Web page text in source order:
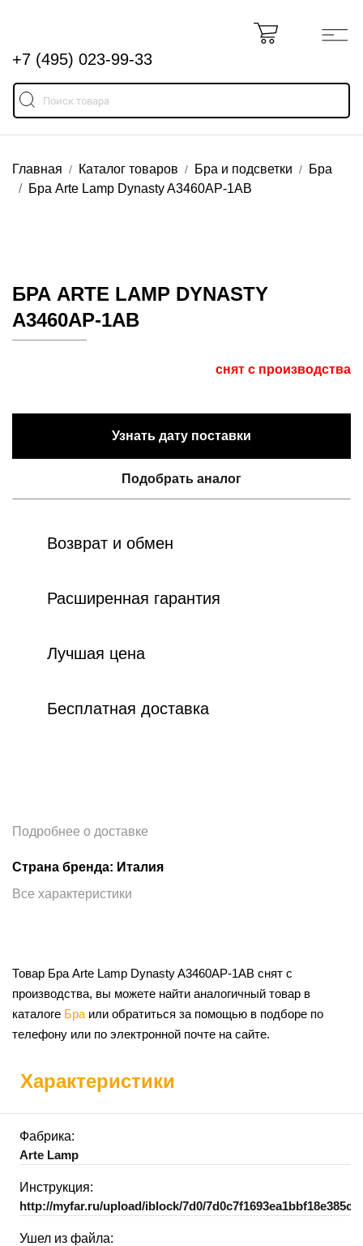
+7 (495) 023-99-33
Главная Каталог товаров Бра и подсветки
Бра
Бра Arte Lamp Dynasty A3460AP-1AB
БРА ARTE LAMP DYNASTY
A3460AP-1AB
снят с производства
Узнать дату поставки
Подобрать аналог
Возврат и обмен
Расширенная гарантия
Лучшая цена
Бесплатная доставка
Подробнее о доставке
Страна бренда: Италия
Все характеристики
Товар Бра Arte Lamp Dynasty A3460AP-1AB снят с
производства, вы можете найти аналогичный товар в
каталоге Бра или обратиться за помощью в подборе по
телефону или по электронной почте на сайте.
Характеристики
Фабрика:
Arte Lamp
Инструкция:
http://myfar.ru/upload/iblock/7d0/
Ушел из файла: